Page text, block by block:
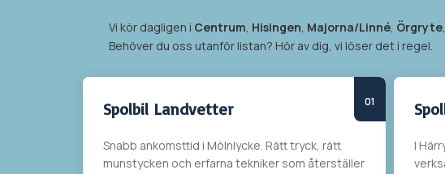
Vi kör dagligen i Centrum, Hisingen, Majorna/Linné, Örgryte,
Behöver du oss utanför listan? Hör av dig, vi löser det i regel.
Spolbil Landvetter
Snabb ankomsttid i Mölnlycke . Rätt tryck, rätt
munstycken och erfarna tekniker som återställer
I